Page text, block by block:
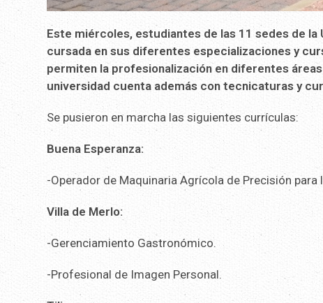
Este miércoles, estudiantes de las 11 sedes de la
cursada en sus diferentes especializaciones y
permiten la profesionalización en diferentes
universidad cuenta además con tecnicaturas y
Se pusieron en marcha las siguientes currículas:
Buena Esperanza:
-Operador de Maquinaria Agrícola de Precisión para
Villa de Merlo:
-Gerenciamiento Gastronómico.
-Profesional de Imagen Personal.